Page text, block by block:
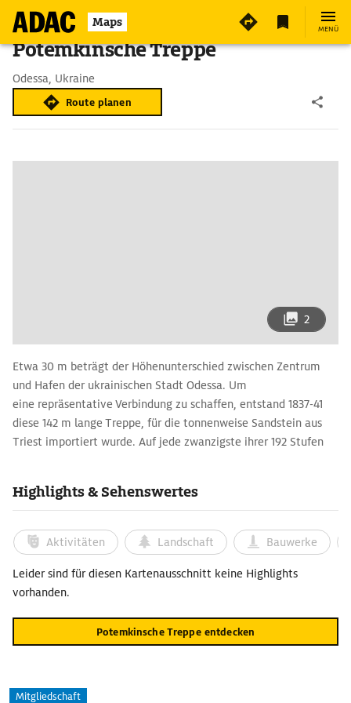
Maps MENÜ
Potemkinsche Treppe
Odessa, Ukraine
Route planen
2
Etwa 30 m beträgt der Höhenunterschied zwischen Zentrum
und Hafen der ukrainischen Stadt Odessa. Um
eine repräsentative Verbindung zu schaffen, entstand 1837-41
diese 142 m lange Treppe, für die tonnenweise Sandstein aus
Triest importiert wurde. Auf jede zwanzigste ihrer 192 Stufen
Durch diesen und weitere Tricks erreichte Architekt Francesco
Boffo die perspektivische Wirkung. Von oben sieht man nur die
Treppenabsätze, von unten nur die Stufen. Wer von der
obersten nach unten schaut, hält die Freitreppe für gleich breit
bis ganz nach unten, weil sie oben nur 13,4 m, unten aber 21,7 m
in der Breite misst. In der entgegengesetzten Blickrichtung
führen – kein Wunder, dass das Meisterwerk sofort
zum Wahrzeichen Odessas wurde. Als Kulisse in Sergei
Highlights & Sehenswertes
Aktivitäten Landschaft Bauwerke
Leider sind für diesen Kartenausschnitt keine Highlights
vorhanden.
Potemkinsche Treppe entdecken
Mitgliedschaft